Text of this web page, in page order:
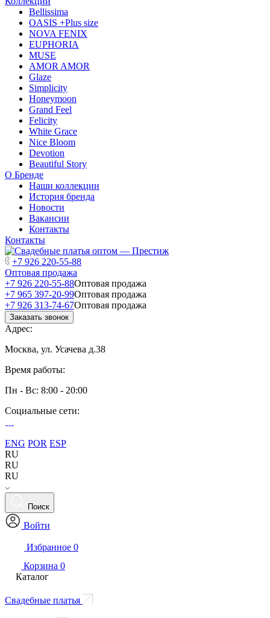
Bellissima
OASIS +Plus size
NOVA FENIX
EUPHORIA
MUSE
AMOR AMOR
Glaze
Simplicity
Honeymoon
Grand Feel
Felicity
White Grace
Nice Bloom
Devotion
Beautiful Story
О Бренде
Наши коллекции
История бренда
Новости
Вакансии
Контакты
Контакты
+7 926 220-55-88
Оптовая продажа
+7 926 220-55-88Оптовая продажа
+7 965 397-20-99Оптовая продажа
+7 926 313-74-67Оптовая продажа
Заказать звонок
Адрес:
Москва, ул. Усачева д.38
Время работы:
Пн - Вс: 8:00 - 20:00
Социальные сети:
ENG POR ESP
RU
RU
RU
Поиск
Войти
Избранное 0
Корзина 0
Каталог
Свадебные платья